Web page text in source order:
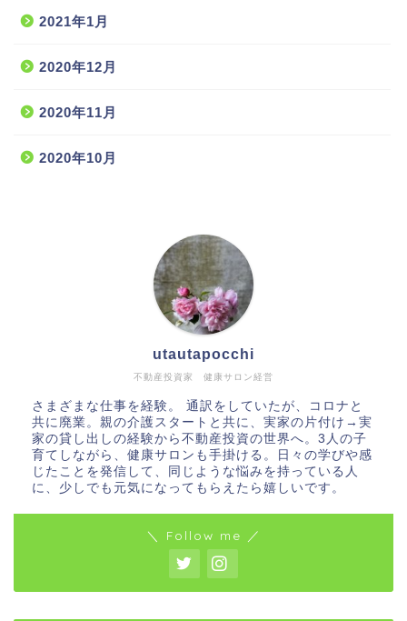
2021年1月
2020年12月
2020年11月
2020年10月
不動産投資家 健康サロン経営
utautapocchi
さまざまな仕事を経験。 通訳をしていたが、コロナと
共に廃業。親の介護スタートと共に、実家の片付け→実
家の貸し出しの経験から不動産投資の世界へ。3人の子
育てしながら、健康サロンも手掛ける。日々の学びや感
じたことを発信して、同じような悩みを持っている人
に、少しでも元気になってもらえたら嬉しいです。
＼ Follow me ／